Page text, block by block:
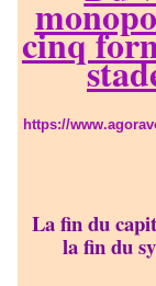
cinq
https://
La fin du
la fin du